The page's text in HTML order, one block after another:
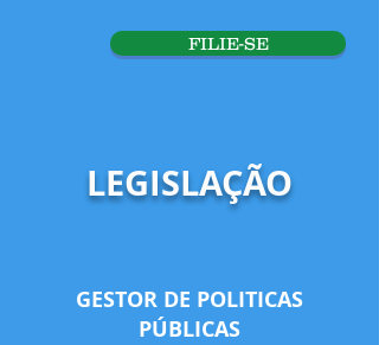
FILIE-SE
LEGISLAÇÃO
GESTOR DE POLITICAS
PÚBLICAS